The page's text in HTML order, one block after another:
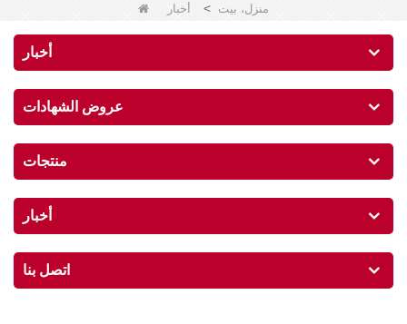
منزل، بيت > أخبار
أخبار
عروض الشهادات
منتجات
أخبار
اتصل بنا